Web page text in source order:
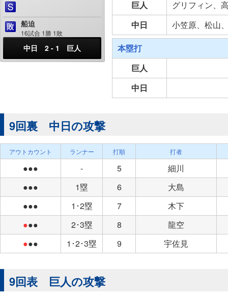
船迫
16試合 1勝 1敗
中日 2 - 1 巨人
巨人
グリフィン、
中日
小笠原、松山
本塁打
巨人
中日
9回裏 中日の攻撃
アウトカウント ランナー 打順 打者
●●● - 5
細川
●●●
1塁 6
大島
●●●
1･2塁 7
木下
●●● 2･3塁 8
龍空
●●● 1･2･3塁 9 宇佐見
9回表 巨人の攻撃